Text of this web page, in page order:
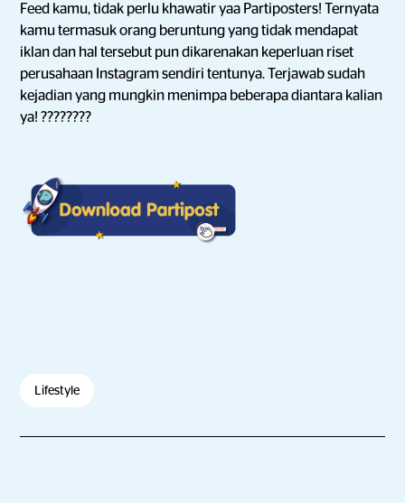
Feed kamu, tidak perlu khawatir yaa Partiposters! Ternyata
kamu termasuk orang beruntung yang tidak mendapat
iklan dan hal tersebut pun dikarenakan keperluan riset
perusahaan Instagram sendiri tentunya. Terjawab sudah
kejadian yang mungkin menimpa beberapa diantara kalian
ya! ????????
Lifestyle